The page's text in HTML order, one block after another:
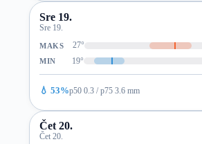
Sre 19.
Sre 19.
MAKS 27°
MIN 19°
💧 53%p50 0.3 / p75 3.6 mm
Čet 20.
Čet 20.